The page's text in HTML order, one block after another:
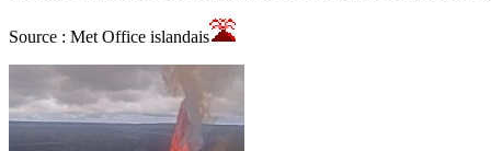
Source : Met Office islandais